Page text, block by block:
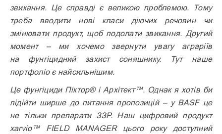
звикання. Це справді є великою проблемою. Тому
треба вводити нові класи діючих речовин чи
змінювати продукт, щоб подолати звикання. Другий
момент – ми хочемо звернути увагу аграріїв
на фунгіцидний захист соняшнику. Тут наше
портфоліо є найсильнішим.
Це фунгіциди Піктор® і Архітект™. Однак я хотів би
підійти ширше до питання пропозицій – у BASF це
не тільки препарати ЗЗР. Наш цифровий продукт
xarvio™ FIELD MANAGER цього року доступний